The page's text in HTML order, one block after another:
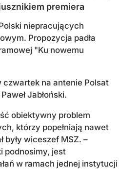
premiera
niepracujących
Propozycja padła
"Ku nowemu
czwartek na antenie Polsat
Jabłoński.
obiektywny problem
którzy popełniają nawet
były wiceszef MSZ. –
podnosimy, jest
w ramach jednej instytucji